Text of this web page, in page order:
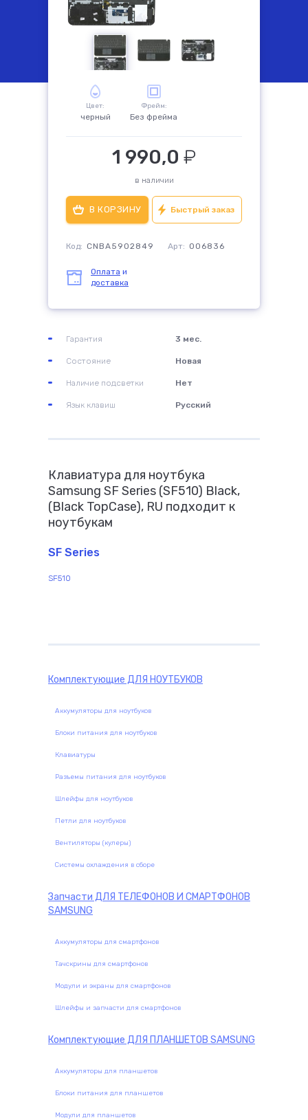
комплектующие
Цвет:
черный
Фрейм:
Без фрейма
1 990,0 ₽
в наличии
Быстрый заказ
Код: CNBA5902849 Арт: 006836
Оплата и
доставка
Гарантия 3 мес.
Состояние Новая
Наличие подсветки Нет
Язык клавиш Русский
Клавиатура для ноутбука
Samsung SF Series (SF510) Black,
(Black TopCase), RU подходит к
ноутбукам
SF Series
SF510
Комплектующие ДЛЯ НОУТБУКОВ
Аккумуляторы для ноутбуков
Блоки питания для ноутбуков
Клавиатуры
Разъемы питания для ноутбуков
Шлейфы для ноутбуков
Петли для ноутбуков
Вентиляторы (кулеры)
Системы охлаждения в сборе
Запчасти ДЛЯ ТЕЛЕФОНОВ И СМАРТФОНОВ
SAMSUNG
Аккумуляторы для смартфонов
Тачскрины для смартфонов
Модули и экраны для смартфонов
Шлейфы и запчасти для смартфонов
Комплектующие ДЛЯ ПЛАНШЕТОВ SAMSUNG
Аккумуляторы для планшетов
Блоки питания для планшетов
Модули для планшетов